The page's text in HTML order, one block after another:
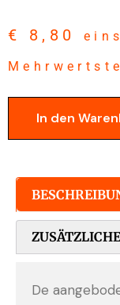
€ 8,80
In den
De